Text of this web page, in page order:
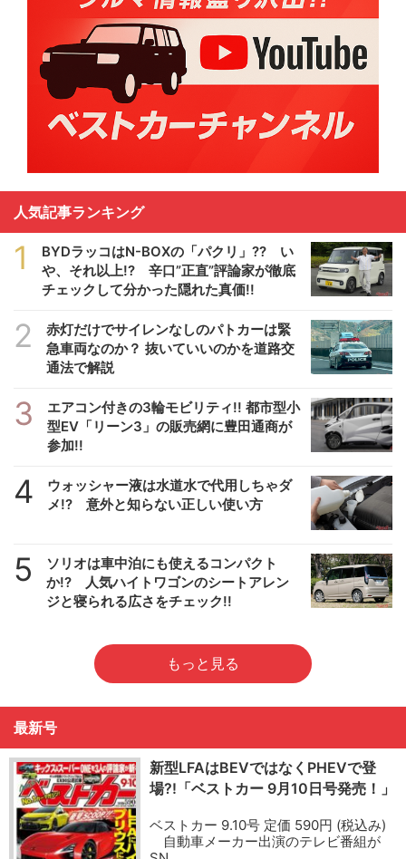
人気記事ランキング
1
BYDラッコはN-BOXの「パクリ」?? い
や、それ以上!? 辛口”正直”評論家が徹底
チェックして分かった隠れた真価!!
2
赤灯だけでサイレンなしのパトカーは緊
急車両なのか？ 抜いていいのかを道路交
通法で解説
3
エアコン付きの3輪モビリティ!! 都市型小
型EV「リーン3」の販売網に豊田通商が
参加!!
4
ウォッシャー液は水道水で代用しちゃダ
メ!? 意外と知らない正しい使い方
5
ソリオは車中泊にも使えるコンパクト
か!? 人気ハイトワゴンのシートアレン
ジと寝られる広さをチェック!!
もっと見る
最新号
新型LFAはBEVではなくPHEVで登
場?!「ベストカー 9月10日号発売！」
ベストカー 9.10号 定価 590円 (税込み)
自動車メーカー出演のテレビ番組が